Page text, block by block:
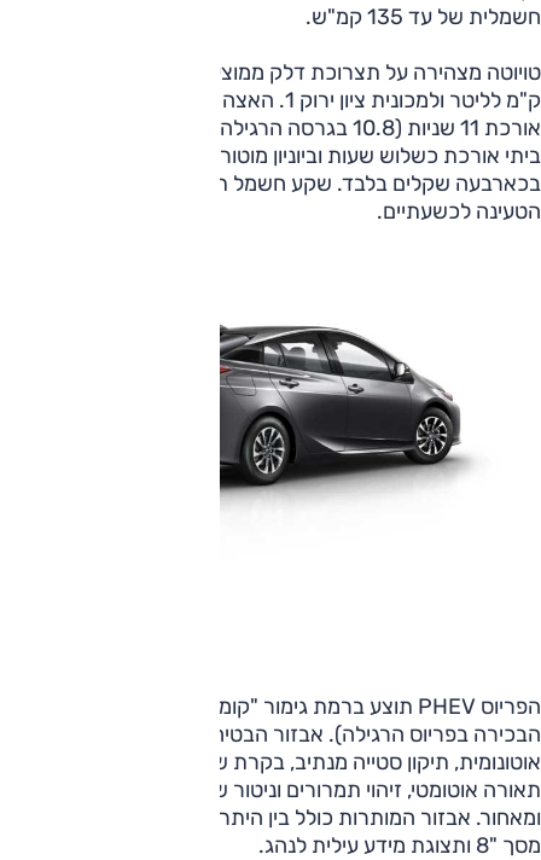
חשמלית של עד 135 קמ"ש.
אורכת 11 שניות (10.8 בגרסה הרגילה). טעינת המצברים משקע
ביתי אורכת כשלוש שעות וביוניון מוטורס מעריכים את עלותה
בכארבעה שקלים בלבד. שקע חשמל תעשייתי יקצר את זמן
הטעינה לכשעתיים.
הפריוס PHEV תוצע ברמת גימור "קומפורט" (בדומה לרמה
הבכירה בפריוס הרגילה). אבזור הבטיחות כולל בלימת חירום
אוטונומית, תיקון סטייה מנתיב, בקרת שיוט אדפטיבית, עמעום
תאורה אוטומטי, זיהוי תמרורים וניטור שטחים מתים מהצד
ומאחור. אבזור המותרות כולל בין היתר מערכת מולטימדיה עם
מסך "8 ותצוגת מידע עילית לנהג.